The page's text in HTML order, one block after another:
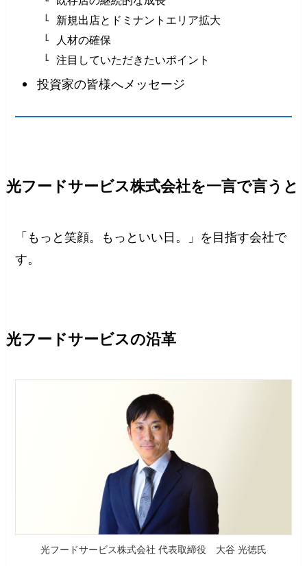
新規出店とドミナントエリア拡大
人材の確保
注目していただきたいポイント
投資家の皆様へメッセージ
光フードサービス株式会社を一言で言うと
「もっと笑顔。もっといい日。」を目指す会社で
す。
光フードサービスの沿革
光フードサービス株式会社 代表取締役 大谷 光徳氏